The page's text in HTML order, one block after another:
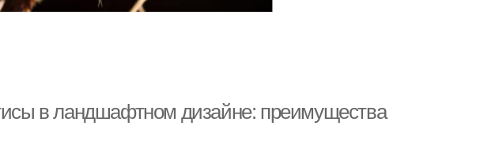
в ландшафтном дизайне: преимущества